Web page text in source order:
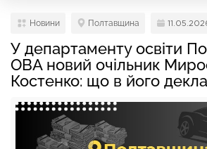
Новини Полтавщина
У департаменту освіти
ОВА новий очільник
Костенко: що в його